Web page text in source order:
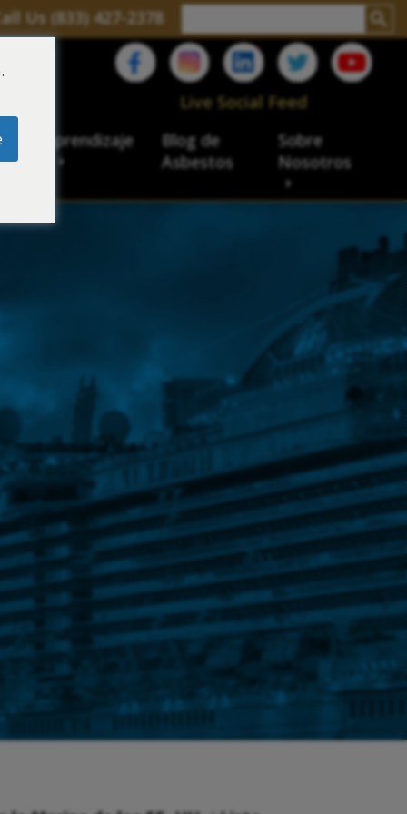
Us (833) 427-2378
Live Social Feed
de aprendizaje
Blog de
Asbestos
Sobre
Nosotros